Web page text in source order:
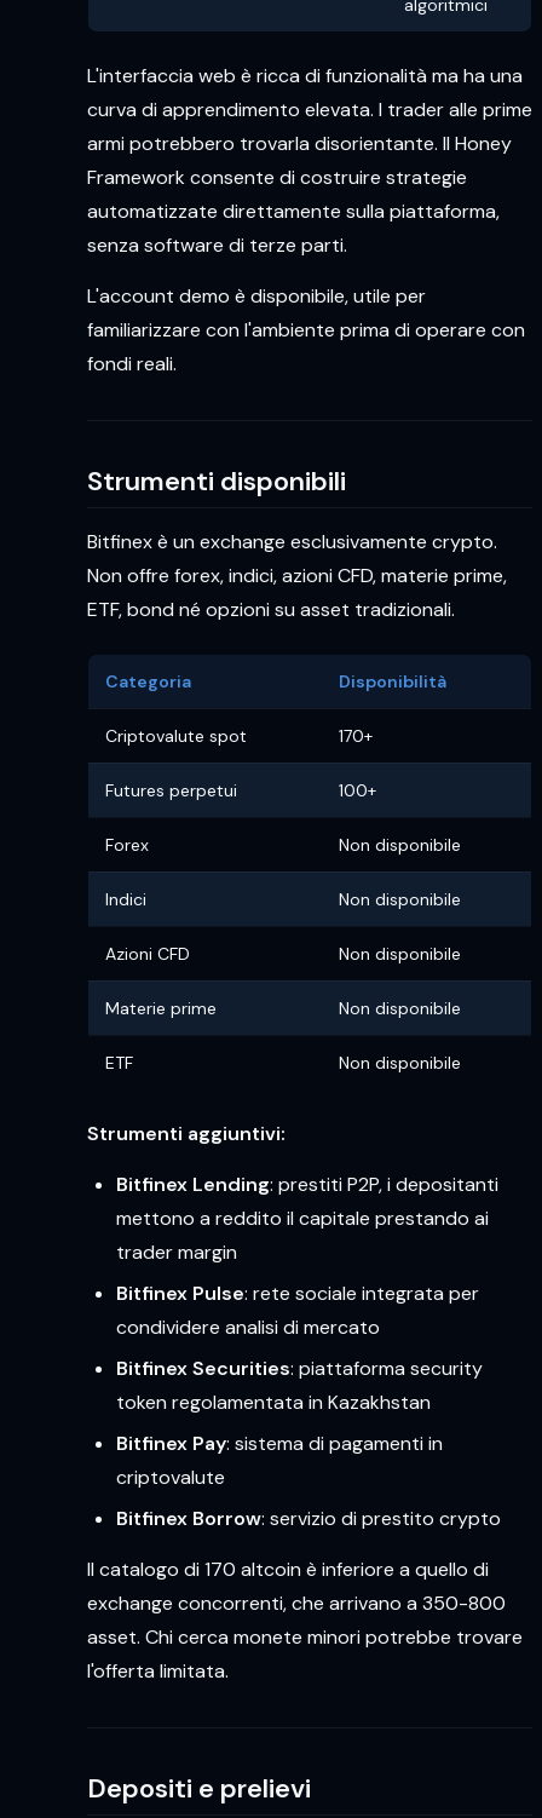
algoritmici
L'interfaccia web è ricca di funzionalità ma ha una
curva di apprendimento elevata. I trader alle prime
armi potrebbero trovarla disorientante. Il Honey
Framework consente di costruire strategie
automatizzate direttamente sulla piattaforma,
senza software di terze parti.
L'account demo è disponibile, utile per
familiarizzare con l'ambiente prima di operare con
fondi reali.
Strumenti disponibili
Bitfinex è un exchange esclusivamente crypto.
Non offre forex, indici, azioni CFD, materie prime,
ETF, bond né opzioni su asset tradizionali.
Categoria Disponibilità
Criptovalute spot 170+
Futures perpetui 100+
Forex Non disponibile
Indici Non disponibile
Azioni CFD Non disponibile
Materie prime Non disponibile
ETF Non disponibile
Strumenti aggiuntivi:
Bitfinex Lending: prestiti P2P, i depositanti
mettono a reddito il capitale prestando ai
trader margin
Bitfinex Pulse: rete sociale integrata per
condividere analisi di mercato
Bitfinex Securities: piattaforma security
token regolamentata in Kazakhstan
Bitfinex Pay: sistema di pagamenti in
criptovalute
Bitfinex Borrow: servizio di prestito crypto
Il catalogo di 170 altcoin è inferiore a quello di
exchange concorrenti, che arrivano a 350-800
asset. Chi cerca monete minori potrebbe trovare
l'offerta limitata.
Depositi e prelievi